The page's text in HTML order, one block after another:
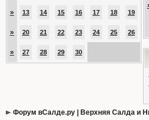
» 13 14 15 16 17 18 19
» 20 21 22 23 24 25 26
» 27 28 29 30
·
·
Форум вСалде.ру | Верхняя Салда и